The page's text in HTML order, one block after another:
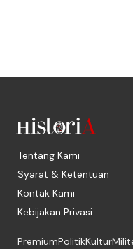
Tentang Kami
Syarat & Ketentuan
Kontak Kami
Kebijakan Privasi
PremiumPolitikKultur